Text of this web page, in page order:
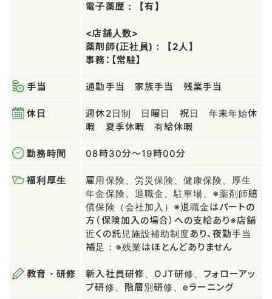
電子薬歴：【有】
<店舗人数>
薬剤師(正社員)：【2人】
事務：【常駐】
手当 通勤手当 家族手当 残業手当
休日
週休2日制 日曜日 祝日 年末年始休
暇 夏季休暇 有給休暇
勤務時間 08時30分～19時00分
福利厚生
雇用保険、労災保険、健康保険、厚生
年金保険、退職金、駐車場、※薬剤師賠
償保険（会社加入）※退職金はパートの
方（保険加入の場合）への支給あり※店舗
近くの託児施設補助制度あり、夜勤手当
補足：※残業はほとんどありません
教育・研修
新入社員研修、OJT研修、フォローアッ
プ研修、階層別研修、eラーニング